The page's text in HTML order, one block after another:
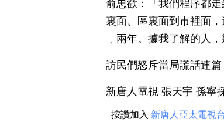
俞忠歡：「我們程序都
裏面、區裏面到市裡面
﹑兩年。據我了解的人
訪民們怒斥當局謊話連
新唐人電視 張天宇 孫寧
按讚加入 新唐人亞太電視